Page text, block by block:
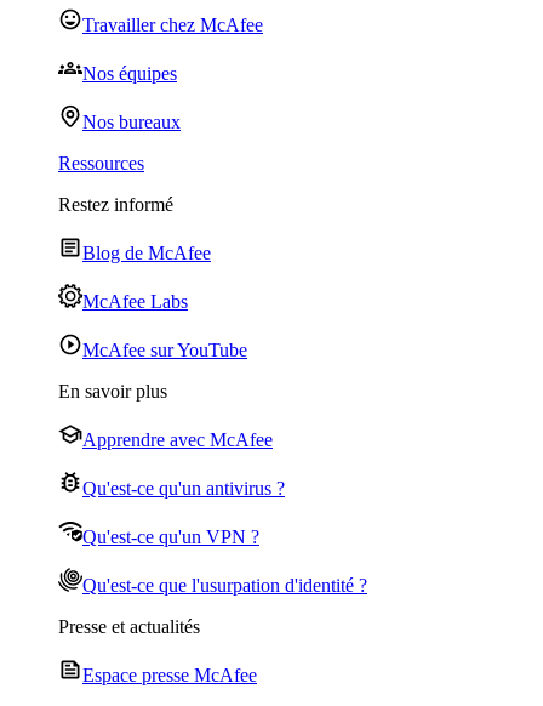
Travailler chez McAfee
Nos équipes
Nos bureaux
Ressources
Restez informé
Blog de McAfee
McAfee Labs
McAfee sur YouTube
En savoir plus
Apprendre avec McAfee
Qu'est-ce qu'un antivirus ?
Qu'est-ce qu'un VPN ?
Qu'est-ce que l'usurpation d'identité ?
Presse et actualités
Espace presse McAfee